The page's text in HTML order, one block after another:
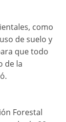
como
de suelo y
que todo
de la
Forestal